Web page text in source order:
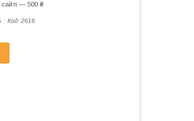
— 500 ₴
Код: 2616